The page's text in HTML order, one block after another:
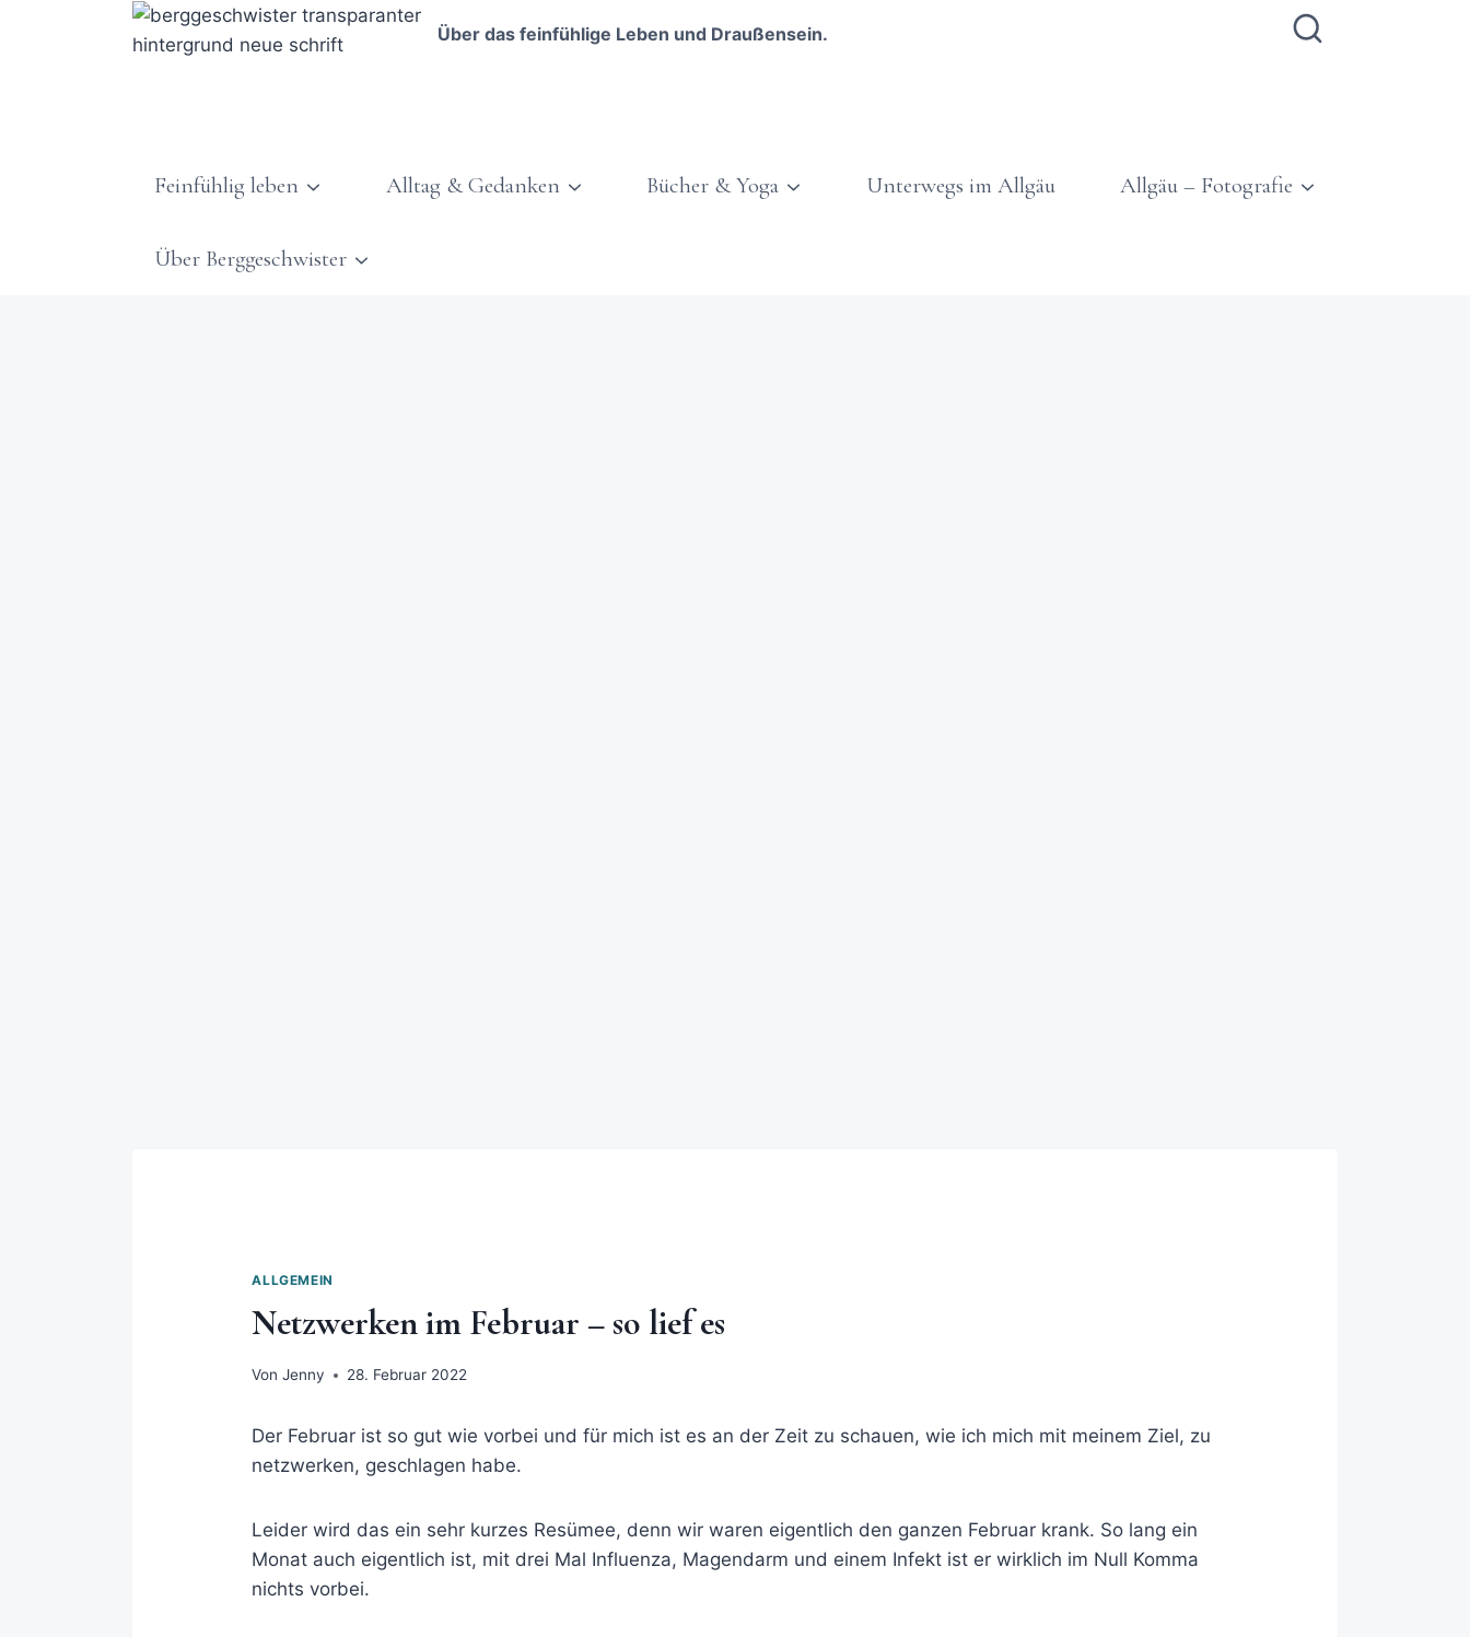
Über das feinfühlige Leben und Draußensein.
Feinfühlig leben Alltag & Gedanken Bücher & Yoga Unterwegs im Allgäu Allgäu – Fotografie
Über Berggeschwister
ALLGEMEIN
Netzwerken im Februar – so lief es
Von Jenny 28. Februar 2022
Der Februar ist so gut wie vorbei und für mich ist es an der Zeit zu schauen, wie ich mich mit meinem Ziel, zu
netzwerken, geschlagen habe.
Leider wird das ein sehr kurzes Resümee, denn wir waren eigentlich den ganzen Februar krank. So lang ein
Monat auch eigentlich ist, mit drei Mal Influenza, Magendarm und einem Infekt ist er wirklich im Null Komma
nichts vorbei.